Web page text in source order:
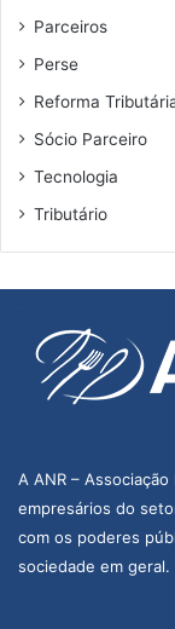
Parceiros
Perse
Reforma
Sócio Parceiro
Tecnologia
Tributário
A ANR –
empresários do
com os poderes
sociedade em geral.